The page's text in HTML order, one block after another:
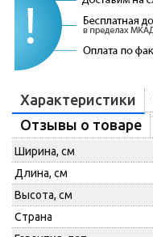
Характеристики
Отзывы о товаре
Ширина, см
Длина, см
Высота, см
Страна